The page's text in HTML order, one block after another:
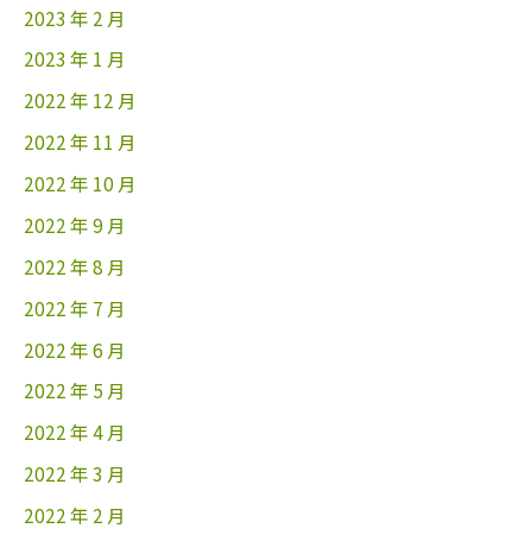
2023 年 2 月
2023 年 1 月
2022 年 12 月
2022 年 11 月
2022 年 10 月
2022 年 9 月
2022 年 8 月
2022 年 7 月
2022 年 6 月
2022 年 5 月
2022 年 4 月
2022 年 3 月
2022 年 2 月